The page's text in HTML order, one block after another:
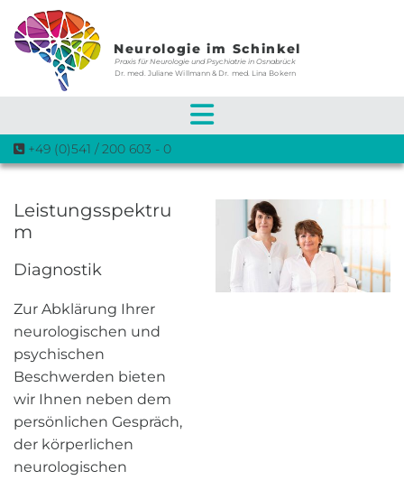
Zum Inhalt springen
Neurologie im Schinkel
Praxis für Neurologie und Psychiatrie in Osnabrück
Dr. med. Juliane Willmann & Dr. med. Lina Bokern
 +49 (0)541 / 200 603 - 0
Leistungsspektru
m
Diagnostik
Zur Abklärung Ihrer
neurologischen und
psychischen
Beschwerden bieten
wir Ihnen neben dem
persönlichen Gespräch,
der körperlichen
neurologischen